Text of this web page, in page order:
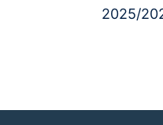
2025/